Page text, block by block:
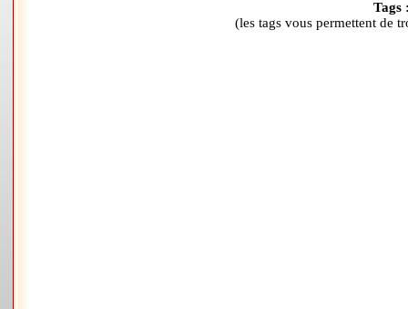
Tags
(les tags vous permettent de